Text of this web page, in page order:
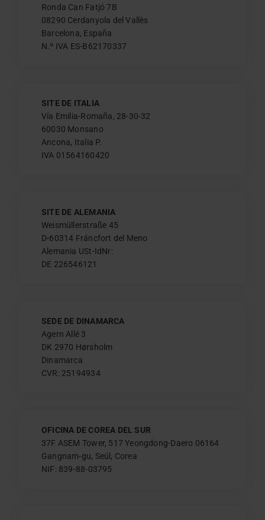
Ronda Can Fatjó 7B
08290 Cerdanyola del Vallès
Barcelona, España
N.º IVA ES-B62170337
SITE DE ITALIA
Vía Emilia-Romaña, 28-30-32
60030 Monsano
Ancona, Italia P.
IVA 01564160420
SITE DE ALEMANIA
Weismüllerstraße 45
D-60314 Fráncfort del Meno
Alemania USt-IdNr:
DE 226546121
SEDE DE DINAMARCA
Agern Allé 3
DK 2970 Hørsholm
Dinamarca
CVR: 25194934
OFICINA DE COREA DEL SUR
37F ASEM Tower, 517 Yeongdong-Daero 06164
Gangnam-gu, Seúl, Corea
NIF: 839-88-03795